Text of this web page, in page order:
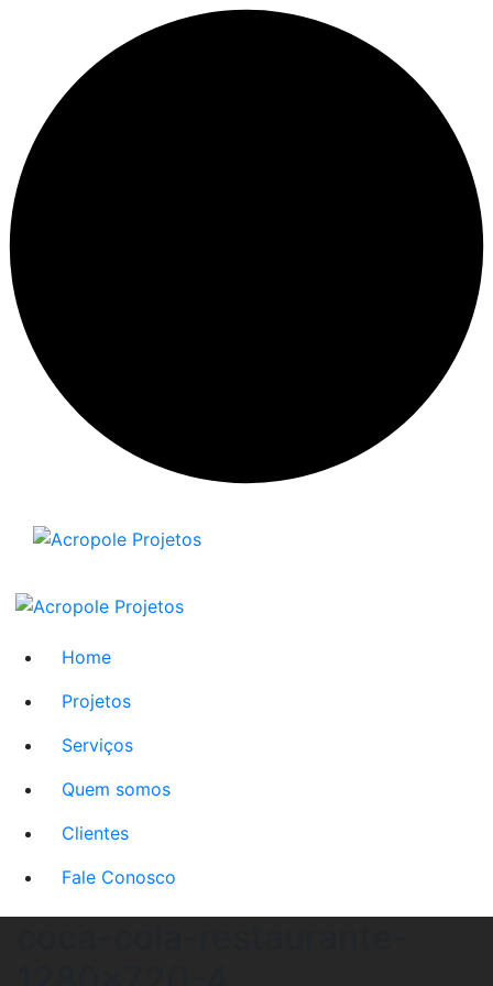
Home
Projetos
Serviços
Quem somos
Clientes
Fale Conosco